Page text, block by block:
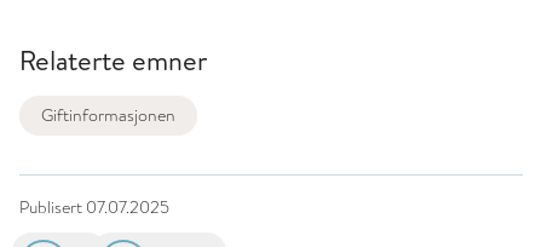
Relaterte emner
Giftinformasjonen
Publisert 07.07.2025